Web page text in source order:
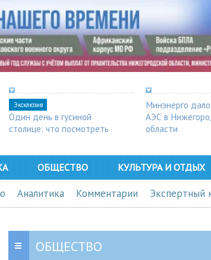
Эксклюзив
Один день в гусиной
столице: что посмотреть
Минэнерго
АЭС в
области
ОБЩЕСТВО КУЛЬТУРА И ОТДЫХ
Аналитика Комментарии Экспертный
ОБЩЕСТВО